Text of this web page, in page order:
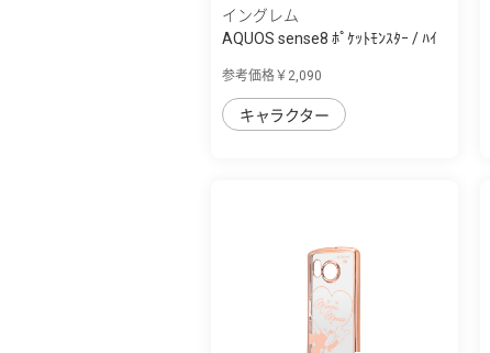
イングレム
AQUOS sense8 ﾎﾟｹｯﾄﾓﾝｽﾀｰ / ﾊｲ
参考価格￥2,090
キャラクター